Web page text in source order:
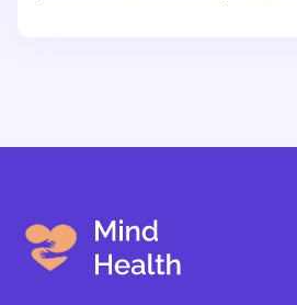
en los momentos difíciles.